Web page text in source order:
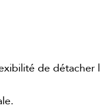
de détacher